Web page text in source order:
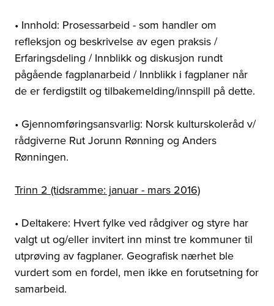
• Innhold: Prosessarbeid - som handler om
refleksjon og beskrivelse av egen praksis /
Erfaringsdeling / Innblikk og diskusjon rundt
pågående fagplanarbeid / Innblikk i fagplaner når
de er ferdigstilt og tilbakemelding/innspill på dette.
• Gjennomføringsansvarlig: Norsk kulturskoleråd v/
rådgiverne Rut Jorunn Rønning og Anders
Rønningen.
Trinn 2 (tidsramme: januar - mars 2016)
• Deltakere: Hvert fylke ved rådgiver og styre har
valgt ut og/eller invitert inn minst tre kommuner til
utprøving av fagplaner. Geografisk nærhet ble
vurdert som en fordel, men ikke en forutsetning for
samarbeid.